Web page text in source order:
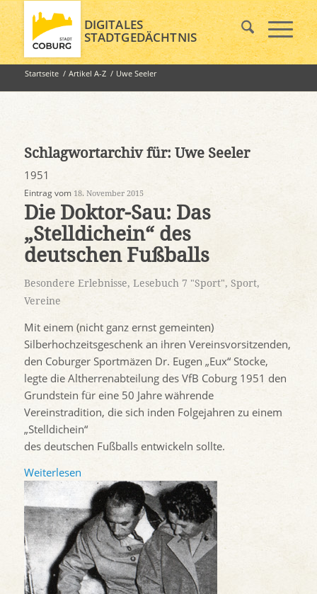
DIGITALES
STADTGEDÄCHTNIS
Startseite / Artikel A-Z / Uwe Seeler
Schlagwortarchiv für: Uwe Seeler
1951
Eintrag vom 18. November 2015
Die Doktor-Sau: Das
„Stelldichein“ des
deutschen Fußballs
Besondere Erlebnisse, Lesebuch 7 "Sport", Sport,
Vereine
Mit einem (nicht ganz ernst gemeinten)
Silberhochzeitsgeschenk an ihren Vereinsvorsitzenden,
den Coburger Sportmäzen Dr. Eugen „Eux“ Stocke,
legte die Altherrenabteilung des VfB Coburg 1951 den
Grundstein für eine 50 Jahre währende
Vereinstradition, die sich inden Folgejahren zu einem
„Stelldichein“
des deutschen Fußballs entwickeln sollte.
Weiterlesen